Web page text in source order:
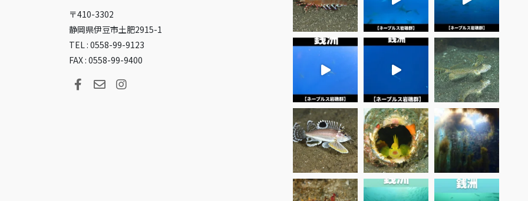
〒410-3302
静岡県伊豆市土肥2915-1
TEL : 0558-99-9123
FAX : 0558-99-9400